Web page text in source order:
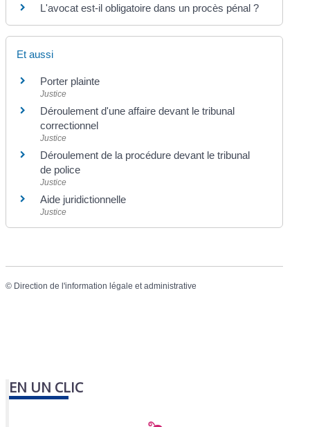
L'avocat est-il obligatoire dans un procès pénal ?
Et aussi
Porter plainte
Justice
Déroulement d'une affaire devant le tribunal
correctionnel
Justice
Déroulement de la procédure devant le tribunal
de police
Justice
Aide juridictionnelle
Justice
© Direction de l'information légale et administrative
EN UN CLIC